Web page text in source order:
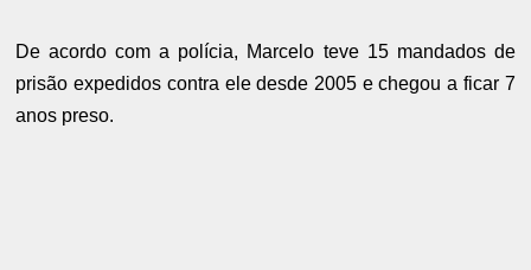
De acordo com a polícia, Marcelo teve 15 mandados de
prisão expedidos contra ele desde 2005 e chegou a ficar 7
anos preso.